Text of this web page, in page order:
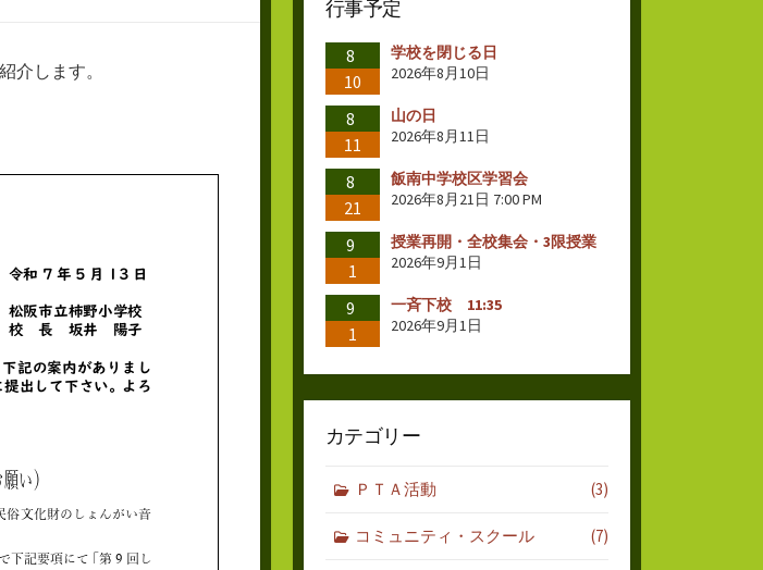
介します。
行事予定
8
10
学校を閉じる日
2026年8月10日
8
11
山の日
2026年8月11日
8
21
飯南中学校区学習会
2026年8月21日 7:00 PM
9
1
授業再開・全校集会・3限授業
2026年9月1日
9
1
一斉下校 11:35
2026年9月1日
カテゴリー
ＰＴＡ活動 (3)
コミュニティ・スクール (7)